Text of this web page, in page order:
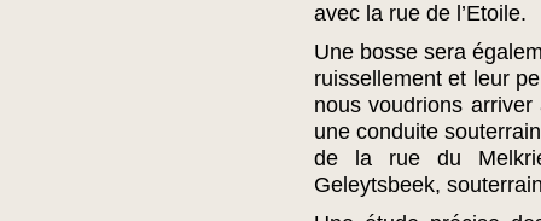
avec la rue de l’Etoile.
Une bosse sera
ruissellement et leur
nous voudrions
une conduite
de la rue du
Geleytsbeek,